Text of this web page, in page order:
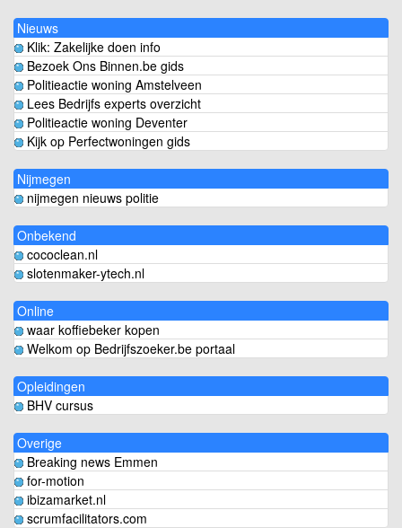
Nieuws
Klik: Zakelijke doen info
Bezoek Ons Binnen.be gids
Politieactie woning Amstelveen
Lees Bedrijfs experts overzicht
Politieactie woning Deventer
Kijk op Perfectwoningen gids
Nijmegen
nijmegen nieuws politie
Onbekend
cococlean.nl
slotenmaker-ytech.nl
Online
waar koffiebeker kopen
Welkom op Bedrijfszoeker.be portaal
Opleidingen
BHV cursus
Overige
Breaking news Emmen
for-motion
ibizamarket.nl
scrumfacilitators.com